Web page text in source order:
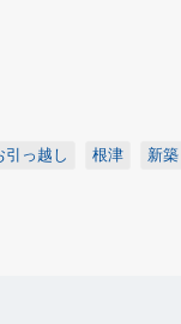
引っ越し 根津 新築